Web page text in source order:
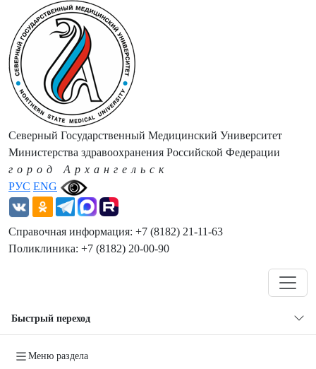
РУС ENG
Северный Государственный Медицинский Университет
Министерства здравоохранения Российской Федерации
город Архангельск
Справочная информация: +7 (8182) 21-11-63
Поликлиника: +7 (8182) 20-00-90
Быстрый переход
Меню раздела